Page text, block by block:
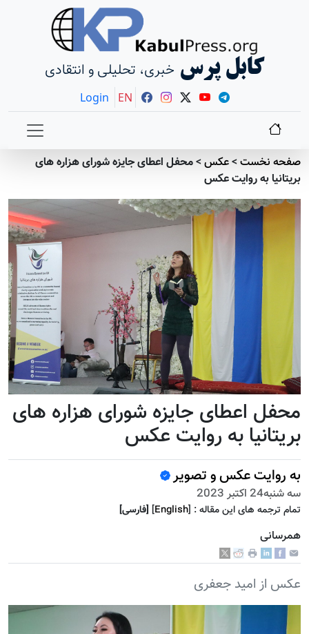
کابل پرس خبری، تحلیلی و انتقادی
Login EN
صفحه نخست>عکس>محفل اعطای جایزه شورای هزاره های
بریتانیا به روایت عکس
محفل اعطای جایزه شورای هزاره های
بریتانیا به روایت عکس
به روایت عکس و تصویر
سه شنبه24 اكتبر 2023
تمام ترجمه هاى اين مقاله : [English] [فارسى]
همرسانی
عکس از امید جعفری